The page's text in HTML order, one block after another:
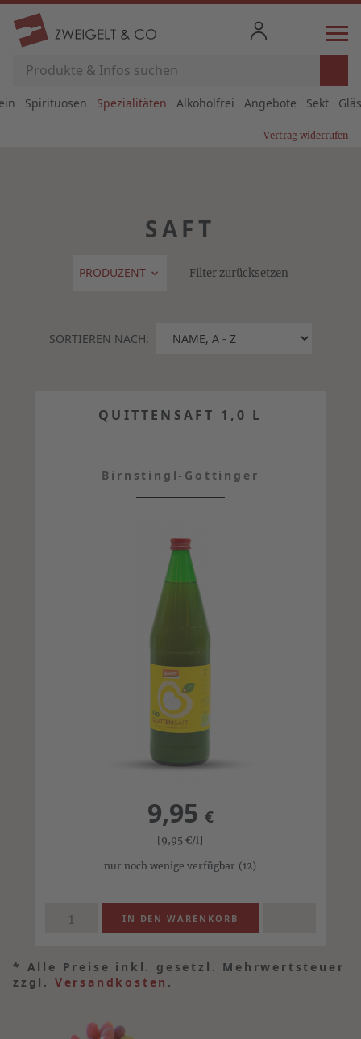
Spirituosen Spezialitäten Alkoholfrei Angebote Sekt
Vertrag widerrufen
SAFT
PRODUZENT Filter zurücksetzen
SORTIEREN NACH:
QUITTENSAFT 1,0 L
Birnstingl-Gottinger
9,95 €
[9,95€/l]
nur noch wenige verfügbar (12)
* Alle Preise inkl. gesetzl. Mehrwertsteuer
zzgl. Versandkosten .